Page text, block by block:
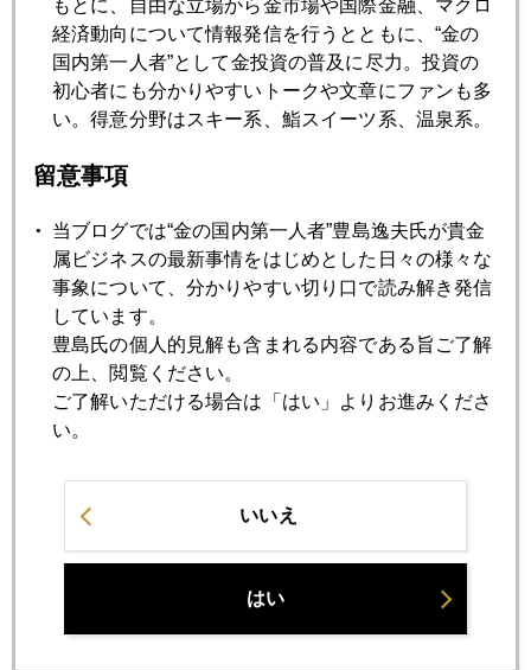
2025年05月21日
米国債格下げによる金急騰第二波
日本国債は大丈夫か
2025年05月19日
メガ級の金上昇要因、登場
2025年05月16日
一日１００ドル幅の荒い調整局面
2025年05月15日
相場の潮目が変わった
米スタグフレーションリスク、和らぐ
もとに、自由な立場から金市場や国際金融、マクロ
経済動向について情報発信を行うとともに、“金の
国内第一人者”として金投資の普及に尽力。投資の
初心者にも分かりやすいトークや文章にファンも多
い。得意分野はスキー系、鮨スイーツ系、温泉系。
留意事項
当ブログでは“金の国内第一人者”豊島逸夫氏が貴金
属ビジネスの最新事情をはじめとした日々の様々な
事象について、分かりやすい切り口で読み解き発信
しています。
豊島氏の個人的見解も含まれる内容である旨ご了解
の上、閲覧ください。
ご了解いただける場合は「はい」よりお進みくださ
い。
いいえ
はい